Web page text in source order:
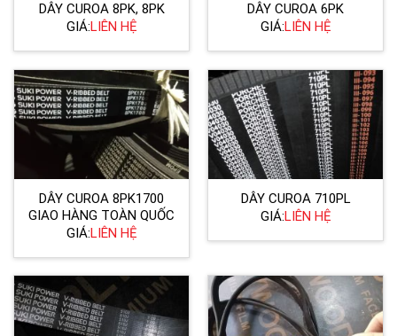
DÂY CUROA 8PK, 8PK
GIÁ:LIÊN HỆ
DÂY CUROA 6PK
GIÁ:LIÊN HỆ
DÂY CUROA 8PK1700
GIAO HÀNG TOÀN QUỐC
GIÁ:LIÊN HỆ
DÂY CUROA 710PL
GIÁ:LIÊN HỆ